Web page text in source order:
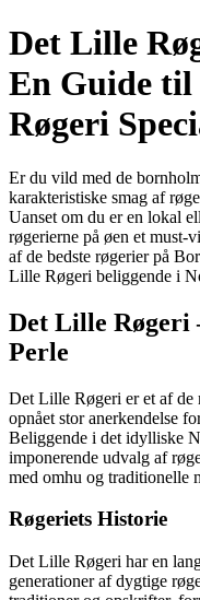
Det Lille
En Guide
Røgeri
Er du vild med de
karakteristiske smag af
Uanset om du er en lokal
røgerierne på øen et
af de bedste røgerier på
Lille Røgeri beliggende i
Det Lille Røgeri
Perle
Det Lille Røgeri er et af de
opnået stor anerkendelse
Beliggende i det idylliske
imponerende udvalg af
med omhu og traditionelle
Røgeriets Historie
Det Lille Røgeri har en
generationer af dygtige